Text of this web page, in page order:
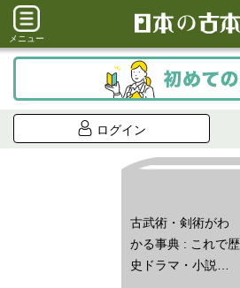
メニュー
ログイン
古武術・剣術がわ
かる事典 : これで歴
史ドラマ・小説が